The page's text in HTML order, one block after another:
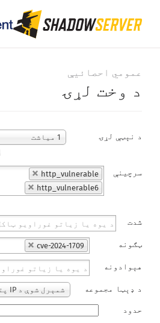
عمومي احصائیې
د وخت لړۍ
د نېټې لړۍ 1 میاشت
سرچینې
http_vulnerable
http_vulnerable6
شدت
ټګونه cve-2024-1709
هېوادونه
د ډېټا مجموعه شمېرل شوې د IP پتې
حدود